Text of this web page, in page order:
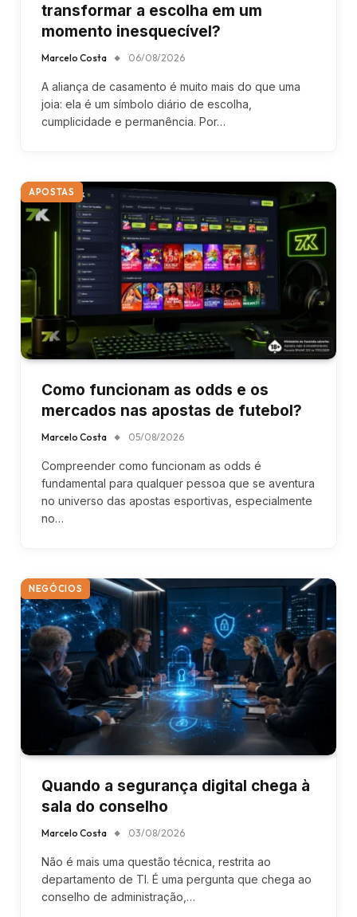
transformar a escolha em um
momento inesquecível?
Marcelo Costa 06/08/2026
A aliança de casamento é muito mais do que uma
joia: ela é um símbolo diário de escolha,
cumplicidade e permanência. Por…
APOSTAS
Como funcionam as odds e os
mercados nas apostas de futebol?
Marcelo Costa 05/08/2026
Compreender como funcionam as odds é
fundamental para qualquer pessoa que se aventura
no universo das apostas esportivas, especialmente
no…
NEGÓCIOS
Quando a segurança digital chega à
sala do conselho
Marcelo Costa 03/08/2026
Não é mais uma questão técnica, restrita ao
departamento de TI. É uma pergunta que chega ao
conselho de administração,…